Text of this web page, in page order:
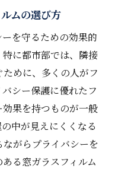
ムの選び方
を守るための効果的
に都市部では、隣接
めに、多くの人がフ
シー保護に優れたフ
果を持つものが一般
中が見えにくくなる
がらプライバシーを
る窓ガラスフィルム